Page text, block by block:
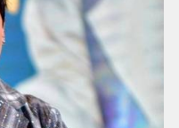
清流。